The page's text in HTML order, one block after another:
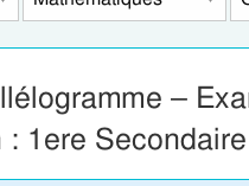
–
1ere